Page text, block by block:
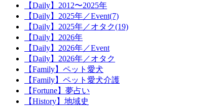
【Daily】2012〜2025年
【Daily】2025年／Event(7)
【Daily】2025年／オタク(19)
【Daily】2026年
【Daily】2026年／Event
【Daily】2026年／オタク
【Family】ペット愛犬
【Family】ペット愛犬介護
【Fortune】夢占い
【History】地域史